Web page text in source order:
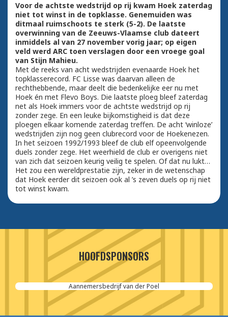
Voor de achtste wedstrijd op rij kwam Hoek zaterdag
niet tot winst in de topklasse. Genemuiden was
ditmaal ruimschoots te sterk (5-2). De laatste
overwinning van de Zeeuws-Vlaamse club dateert
inmiddels al van 27 november vorig jaar; op eigen
veld werd ARC toen verslagen door een vroege goal
van Stijn Mahieu.
Met de reeks van acht wedstrijden evenaarde Hoek het
topklasserecord. FC Lisse was daarvan alleen de
rechthebbende, maar deelt die bedenkelijke eer nu met
Hoek én met Flevo Boys. Die laatste ploeg bleef zaterdag
net als Hoek immers voor de achtste wedstrijd op rij
zonder zege. En een leuke bijkomstigheid is dat deze
ploegen elkaar komende zaterdag treffen. De acht ‘winloze’
wedstrijden zijn nog geen clubrecord voor de Hoekenezen.
In het seizoen 1992/1993 bleef de club elf opeenvolgende
duels zonder zege. Het weerhield de club er overigens niet
van zich dat seizoen keurig veilig te spelen. Of dat nu lukt…
Het zou een wereldprestatie zijn, zeker in de wetenschap
dat Hoek eerder dit seizoen ook al ’s zeven duels op rij niet
tot winst kwam.
HOOFDSPONSORS
Aannemersbedrijf van der Poel